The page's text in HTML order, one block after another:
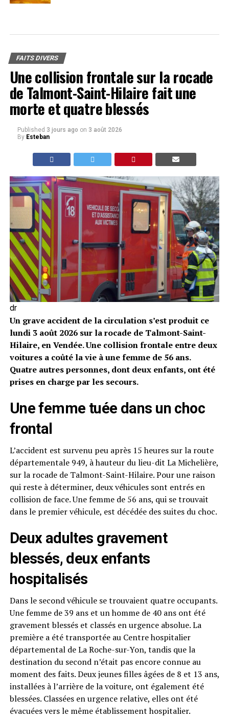
FAITS DIVERS
Une collision frontale sur la rocade
de Talmont-Saint-Hilaire fait une
morte et quatre blessés
Published 3 jours ago on 3 août 2026
By Esteban
dr
Un grave accident de la circulation s’est produit ce
lundi 3 août 2026 sur la rocade de Talmont-Saint-
Hilaire, en Vendée. Une collision frontale entre deux
voitures a coûté la vie à une femme de 56 ans.
Quatre autres personnes, dont deux enfants, ont été
prises en charge par les secours.
Une femme tuée dans un choc
frontal
L’accident est survenu peu après 15 heures sur la route
départementale 949, à hauteur du lieu-dit La Michelière,
sur la rocade de Talmont-Saint-Hilaire. Pour une raison
qui reste à déterminer, deux véhicules sont entrés en
collision de face. Une femme de 56 ans, qui se trouvait
dans le premier véhicule, est décédée des suites du choc.
Deux adultes gravement
blessés, deux enfants
hospitalisés
Dans le second véhicule se trouvaient quatre occupants.
Une femme de 39 ans et un homme de 40 ans ont été
gravement blessés et classés en urgence absolue. La
première a été transportée au Centre hospitalier
départemental de La Roche-sur-Yon, tandis que la
destination du second n’était pas encore connue au
moment des faits. Deux jeunes filles âgées de 8 et 13 ans,
installées à l’arrière de la voiture, ont également été
blessées. Classées en urgence relative, elles ont été
évacuées vers le même établissement hospitalier.